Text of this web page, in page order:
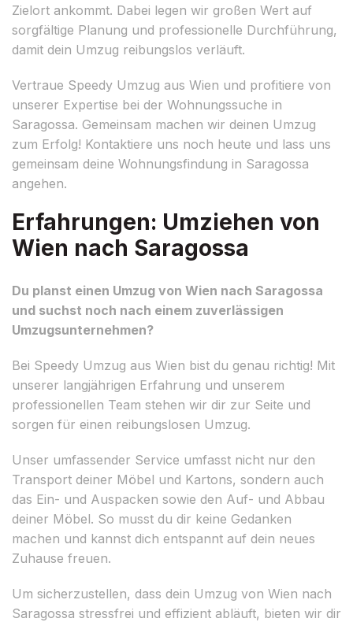
Zielort ankommt. Dabei legen wir großen Wert auf
sorgfältige Planung und professionelle Durchführung,
damit dein Umzug reibungslos verläuft.
Vertraue Speedy Umzug aus Wien und profitiere von
unserer Expertise bei der Wohnungssuche in
Saragossa. Gemeinsam machen wir deinen Umzug
zum Erfolg! Kontaktiere uns noch heute und lass uns
gemeinsam deine Wohnungsfindung in Saragossa
angehen.
Erfahrungen: Umziehen von
Wien nach Saragossa
Du planst einen Umzug von Wien nach Saragossa
und suchst noch nach einem zuverlässigen
Umzugsunternehmen?
Bei Speedy Umzug aus Wien bist du genau richtig! Mit
unserer langjährigen Erfahrung und unserem
professionellen Team stehen wir dir zur Seite und
sorgen für einen reibungslosen Umzug.
Unser umfassender Service umfasst nicht nur den
Transport deiner Möbel und Kartons, sondern auch
das Ein- und Auspacken sowie den Auf- und Abbau
deiner Möbel. So musst du dir keine Gedanken
machen und kannst dich entspannt auf dein neues
Zuhause freuen.
Um sicherzustellen, dass dein Umzug von Wien nach
Saragossa stressfrei und effizient abläuft, bieten wir dir